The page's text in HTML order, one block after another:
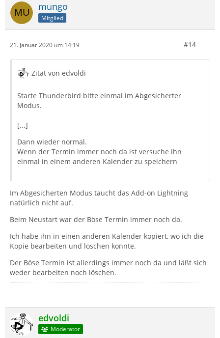
mungo
Mitglied
21. Januar 2020 um 14:19 #14
Zitat von edvoldi
Starte Thunderbird bitte einmal im Abgesicherter
Modus.
[...]
Dann wieder normal.
Wenn der Termin immer noch da ist versuche ihn
einmal in einem anderen Kalender zu speichern
Im Abgesicherten Modus taucht das Add-on Lightning
natürlich nicht auf.
Beim Neustart war der Böse Termin immer noch da.
Ich habe ihn in einen anderen Kalender kopiert, wo ich die
Kopie bearbeiten und löschen konnte.
Der Böse Termin ist allerdings immer noch da und läßt sich
weder bearbeiten noch löschen.
edvoldi
Moderator